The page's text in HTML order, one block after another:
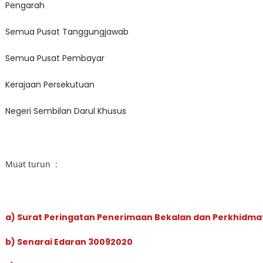
Pengarah
Semua Pusat Tanggungjawab
Semua Pusat Pembayar
Kerajaan Persekutuan
Negeri Sembilan Darul Khusus
Muat turun :
a) Surat Peringatan Penerimaan Bekalan dan
b) Senarai Edaran 30092020